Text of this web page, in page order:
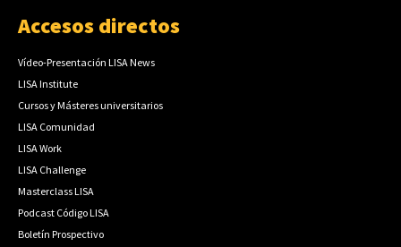
Accesos directos
Vídeo-Presentación LISA News
LISA Institute
Cursos y Másteres universitarios
LISA Comunidad
LISA Work
LISA Challenge
Masterclass LISA
Podcast Código LISA
Boletín Prospectivo